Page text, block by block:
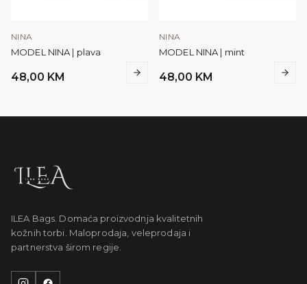
NINA
MODEL NINA | plava
48,00 KM
NINA
MODEL NINA | mint
48,00 KM
ILEA Bags. Domaća proizvodnja kvalitetnih
kožnih torbi. Maloprodaja, veleprodaja i
partnerstva širom regije.